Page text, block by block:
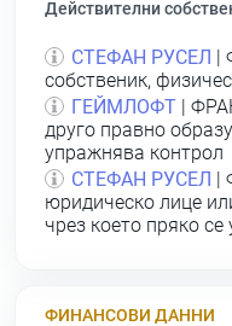
Действителни
СТЕФАН РУСЕЛ
|
собственик,
ГЕЙМЛОФТ |
друго правно
упражнява контрол
СТЕФАН РУСЕЛ
|
юридическо лице
чрез което пряко
ФИНАНСОВИ ДАННИ